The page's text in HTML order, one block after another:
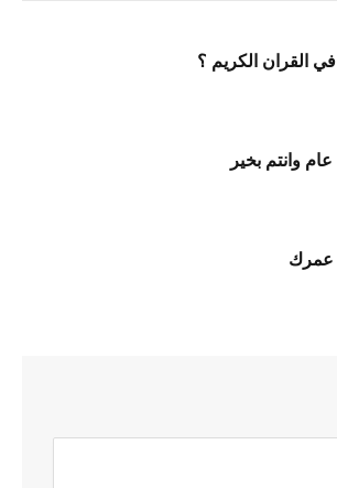
القران الكريم ؟
وانتم بخير
عمرك